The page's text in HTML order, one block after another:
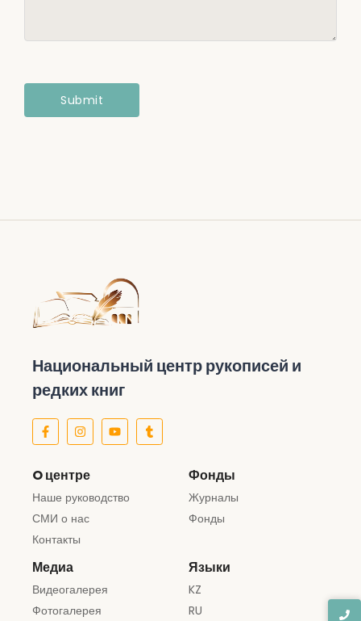
Национальный центр рукописей и
редких книг
O центре
Наше руководство
СМИ о нас
Контакты
Фонды
Журналы
Фонды
Медиа
Видеогалерея
Фотогалерея
Языки
KZ
RU